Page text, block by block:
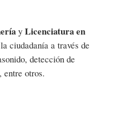
y Licenciatura en
ciudadanía a través de
detección de
otros.